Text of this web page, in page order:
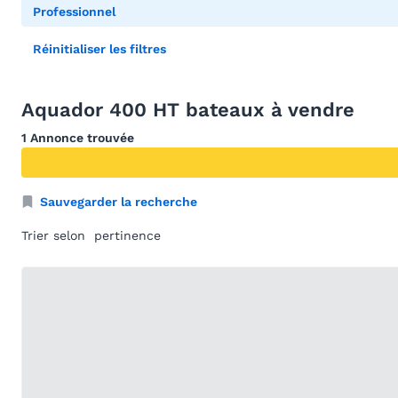
Professionnel
Réinitialiser les filtres
Aquador 400 HT bateaux à vendre
1 Annonce trouvée
Sauvegarder la recherche
Trier selon